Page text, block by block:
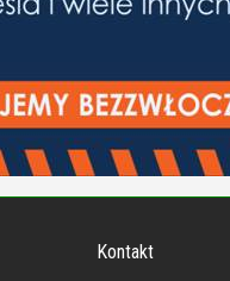
Kontakt